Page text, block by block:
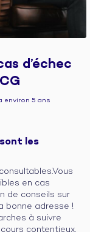
d’échec
environ 5 ans
les
en cas
de conseils sur
bonne adresse !
à suivre